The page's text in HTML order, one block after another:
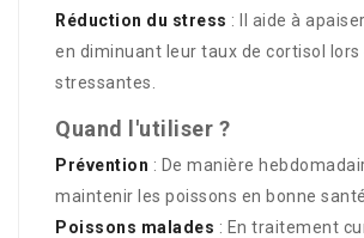
Réduction du stress : Il aide à
en diminuant leur taux de cortisol
stressantes.
Quand l'utiliser ?
Prévention : De manière
maintenir les poissons en bonne santé.
Poissons malades : En traitement